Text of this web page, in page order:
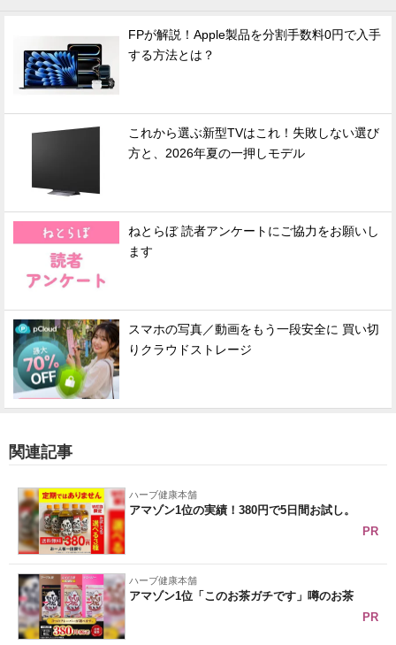
FPが解説！Apple製品を分割手数料0円で入手
する方法とは？
これから選ぶ新型TVはこれ！失敗しない選び
方と、2026年夏の一押しモデル
ねとらぼ 読者アンケートにご協力をお願いし
ます
スマホの写真／動画をもう一段安全に 買い切
りクラウドストレージ
関連記事
ハーブ健康本舗
アマゾン1位の実績！380円で5日間お試し。
PR
ハーブ健康本舗
アマゾン1位「このお茶ガチです」噂のお茶
PR